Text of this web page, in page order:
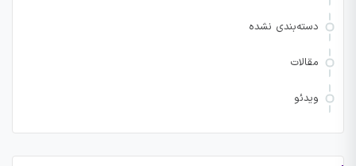
دسته‌بندی نشده
مقالات
ویدئو